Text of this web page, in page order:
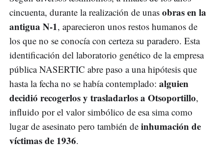
cincuenta, durante la realización de unas obras en la
antigua N-1, aparecieron unos restos humanos de
los que no se conocía con certeza su paradero. Esta
identificación del laboratorio genético de la empresa
pública NASERTIC abre paso a una hipótesis que
hasta la fecha no se había contemplado: alguien
decidió recogerlos y trasladarlos a Otsoportillo,
influido por el valor simbólico de esa sima como
lugar de asesinato pero también de inhumación de
víctimas de 1936.